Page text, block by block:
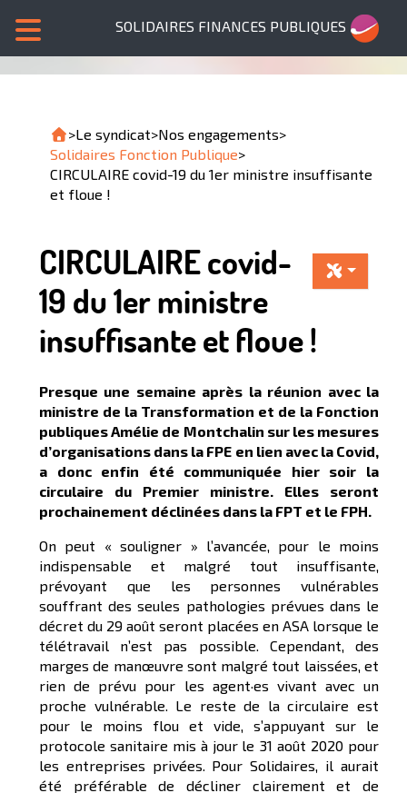
SOLIDAIRES FINANCES PUBLIQUES
>Le syndicat>Nos engagements>
Solidaires Fonction Publique>
CIRCULAIRE covid-19 du 1er ministre insuffisante
et floue !
CIRCULAIRE covid-
19 du 1er ministre
insuffisante et floue !
Presque une semaine après la réunion avec la
ministre de la Transformation et de la Fonction
publiques Amélie de Montchalin sur les mesures
d’organisations dans la FPE en lien avec la Covid,
a donc enfin été communiquée hier soir la
circulaire du Premier ministre. Elles seront
prochainement déclinées dans la FPT et le FPH.
On peut « souligner » l’avancée, pour le moins
indispensable et malgré tout insuffisante,
prévoyant que les personnes vulnérables
souffrant des seules pathologies prévues dans le
décret du 29 août seront placées en ASA lorsque le
télétravail n’est pas possible. Cependant, des
marges de manœuvre sont malgré tout laissées, et
rien de prévu pour les agent·es vivant avec un
proche vulnérable. Le reste de la circulaire est
pour le moins flou et vide, s’appuyant sur le
protocole sanitaire mis à jour le 31 août 2020 pour
les entreprises privées. Pour Solidaires, il aurait
été préférable de décliner clairement et de